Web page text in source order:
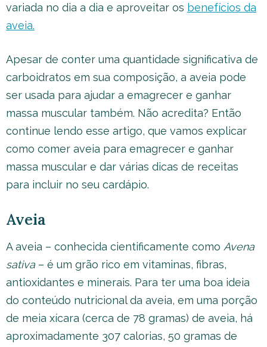
variada no dia a dia e aproveitar os benefícios da
aveia.
Apesar de conter uma quantidade significativa de
carboidratos em sua composição, a aveia pode
ser usada para ajudar a emagrecer e ganhar
massa muscular também. Não acredita? Então
continue lendo esse artigo, que vamos explicar
como comer aveia para emagrecer e ganhar
massa muscular e dar várias dicas de receitas
para incluir no seu cardápio.
Aveia
A aveia – conhecida cientificamente como Avena
sativa – é um grão rico em vitaminas, fibras,
antioxidantes e minerais. Para ter uma boa ideia
do conteúdo nutricional da aveia, em uma porção
de meia xícara (cerca de 78 gramas) de aveia, há
aproximadamente 307 calorias, 50 gramas de